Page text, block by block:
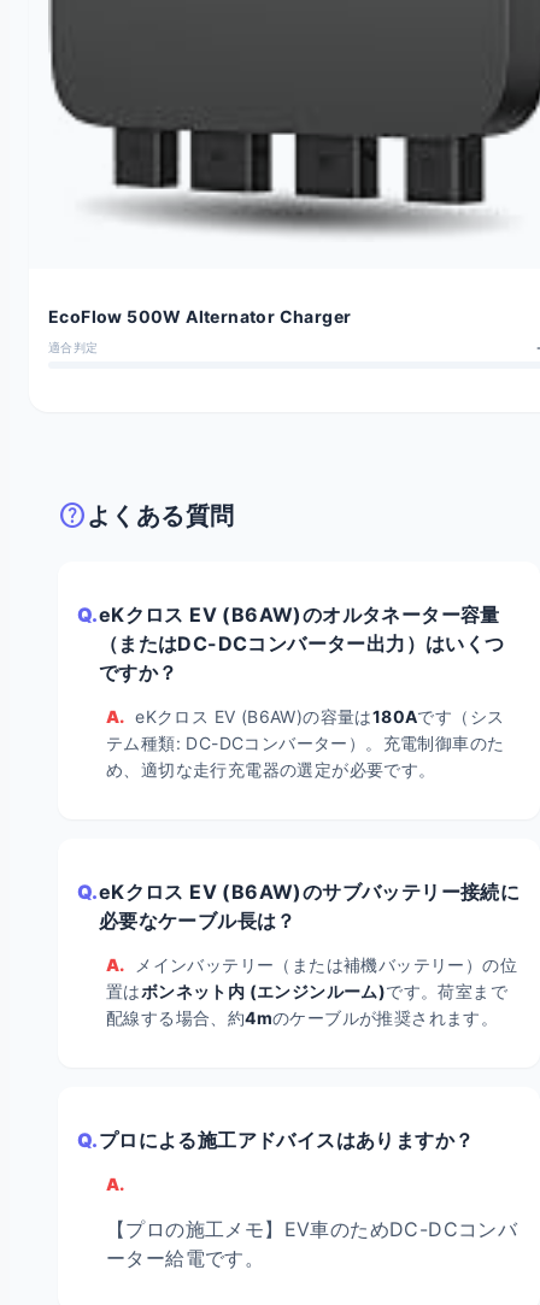
EcoFlow 500W Alternator Charger
適合判定
helpよくある質問
Q.eKクロス EV (B6AW)のオルタネーター容量
（またはDC-DCコンバーター出力）はいくつ
ですか？
A. eKクロス EV (B6AW)の容量は180Aです（シス
テム種類: DC-DCコンバーター）。充電制御車のた
め、適切な走行充電器の選定が必要です。
Q.eKクロス EV (B6AW)のサブバッテリー接続に
必要なケーブル長は？
A.
メインバッテリー（または補機バッテリー）の位
置はボンネット内 (エンジンルーム)です。荷室まで
配線する場合、約4mのケーブルが推奨されます。
Q.プロによる施工アドバイスはありますか？
A.
【プロの施工メモ】EV車のためDC-DCコンバ
ーター給電です。